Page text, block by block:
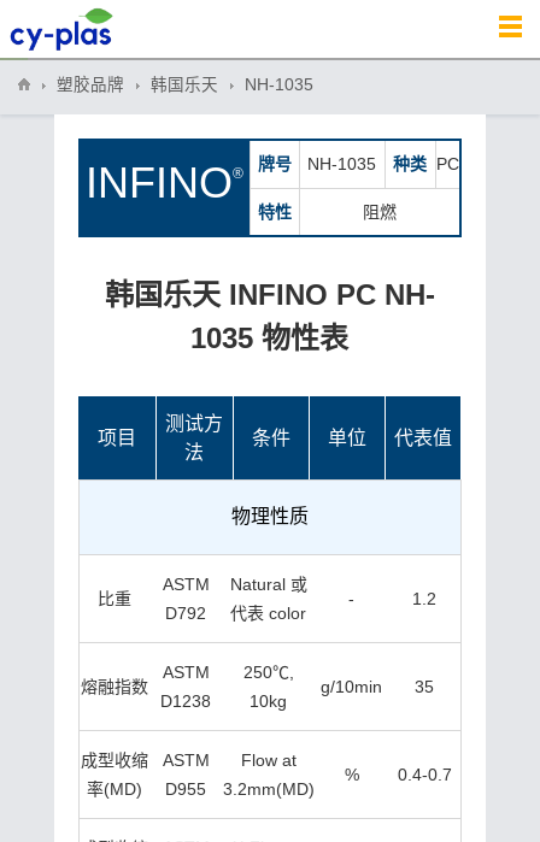
塑胶品牌 韩国乐天 NH-1035
INFINO® 牌号 NH-1035 种类 PC
特性 阻燃
韩国乐天 INFINO PC NH-
1035 物性表
项目
测试方
法
条件 单位 代表值
物理性质
比重
ASTM
D792
Natural 或
代表 color
- 1.2
熔融指数
ASTM
D1238
250℃,
10kg
g/10min 35
成型收缩
率(MD)
ASTM
D955
Flow at
3.2mm(MD)
% 0.4-0.7